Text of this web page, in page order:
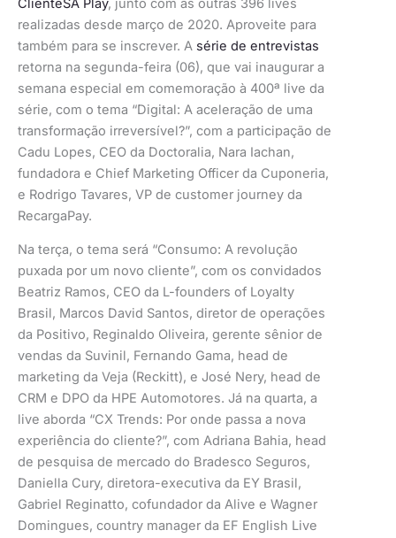
ClienteSA Play, junto com as outras 396 lives
realizadas desde março de 2020. Aproveite para
também para se inscrever. A série de entrevistas
retorna na segunda-feira (06), que vai inaugurar a
semana especial em comemoração à 400ª live da
série, com o tema “Digital: A aceleração de uma
transformação irreversível?”, com a participação de
Cadu Lopes, CEO da Doctoralia, Nara Iachan,
fundadora e Chief Marketing Officer da Cuponeria,
e Rodrigo Tavares, VP de customer journey da
RecargaPay.
Na terça, o tema será “Consumo: A revolução
puxada por um novo cliente”, com os convidados
Beatriz Ramos, CEO da L-founders of Loyalty
Brasil, Marcos David Santos, diretor de operações
da Positivo, Reginaldo Oliveira, gerente sênior de
vendas da Suvinil, Fernando Gama, head de
marketing da Veja (Reckitt), e José Nery, head de
CRM e DPO da HPE Automotores. Já na quarta, a
live aborda “CX Trends: Por onde passa a nova
experiência do cliente?”, com Adriana Bahia, head
de pesquisa de mercado do Bradesco Seguros,
Daniella Cury, diretora-executiva da EY Brasil,
Gabriel Reginatto, cofundador da Alive e Wagner
Domingues, country manager da EF English Live